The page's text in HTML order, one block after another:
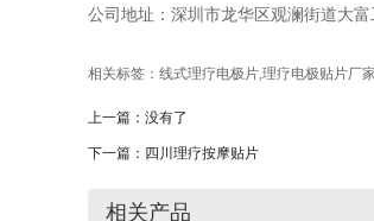
公司地址：深圳市龙华区观澜街道大
相关标签： 线式理疗电极片,理疗电极贴片厂家
上一篇： 没有了
下一篇： 四川理疗按摩贴片
相关产品